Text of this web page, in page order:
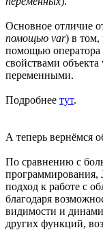
Основное отличие
помощью var) в том,
помощью оператора
свойствами
переменными.
Подробнее тут.
А теперь вернёмся
По сравнению с
программирования,
подход к работе с
благодаря
видимости и
других функций,